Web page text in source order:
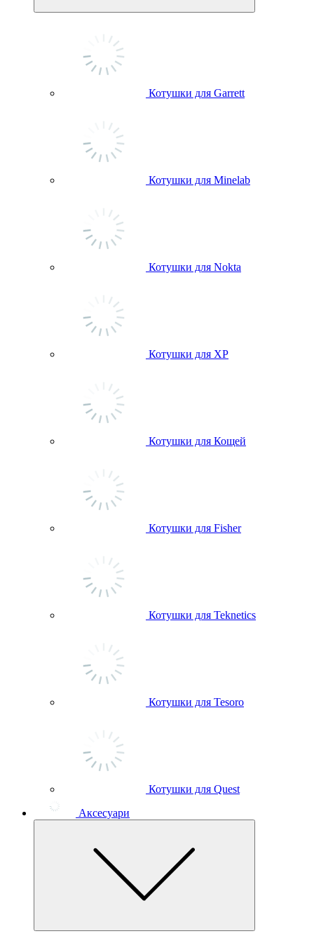
Котушки для Garrett
Котушки для Minelab
Котушки для Nokta
Котушки для ХР
Котушки для Кощей
Котушки для Fisher
Котушки для Teknetics
Котушки для Tesoro
Котушки для Quest
Аксесуари